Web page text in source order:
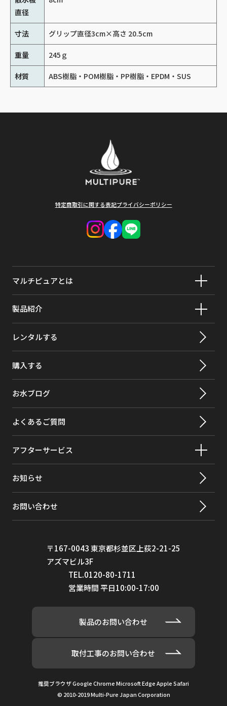
直径
寸法 グリップ直径3cm×高さ 20.5cm
重量 245ｇ
材質 ABS樹脂・POM樹脂・PP樹脂・EPDM・SUS
特定商取引に関する表記プライバシーポリシー
マルチピュアとは
製品紹介
レンタルする
購入する
お水ブログ
よくあるご質問
アフターサービス
お知らせ
お問い合わせ
〒167-0043 東京都杉並区上荻2-21-25
アズマビル3F
TEL.0120-80-1711
営業時間 平日10:00-17:00
製品のお問い合わせ
取付工事のお問い合わせ
推奨ブラウザ Google Chrome Microsoft Edge Apple Safari
© 2010-2019 Multi-Pure Japan Corporation